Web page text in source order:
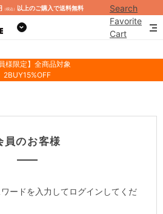
（税込） 以上のご購入で送料無料
Search
Favorite
Cart
員様限定】全商品対象
2BUY15%OFF
員のお客様
ードを入力してログインしてくだ